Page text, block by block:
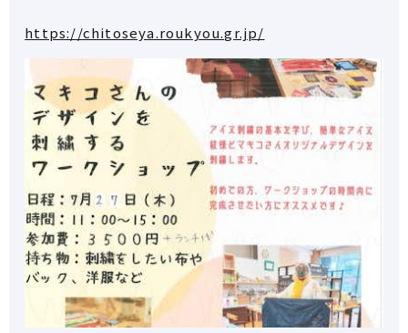
https://chitoseya.roukyou.gr.jp/